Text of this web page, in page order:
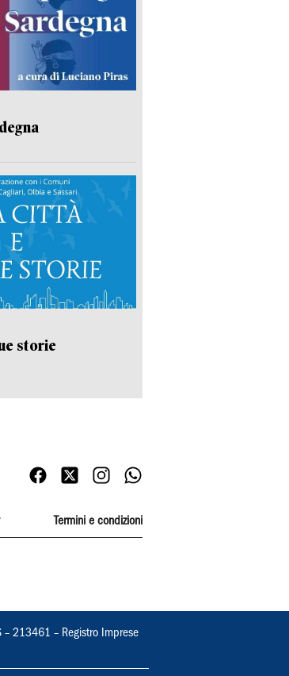
storie
Termini e condizioni
– 213461 – Registro Imprese